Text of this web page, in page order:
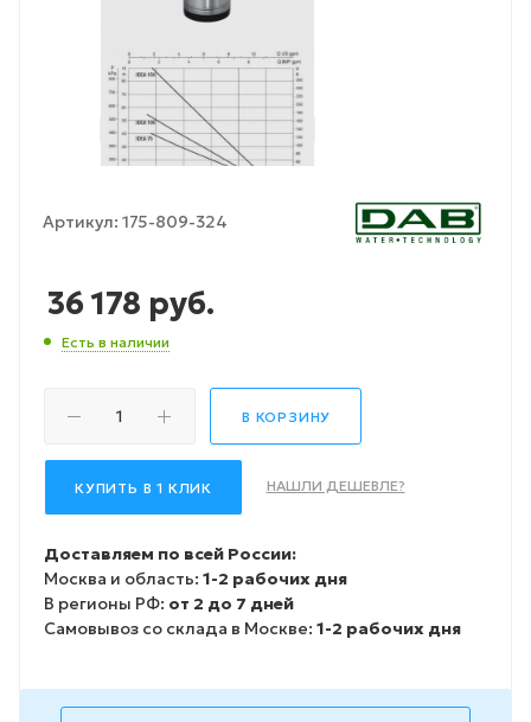
Артикул: 175-809-324
36 178 руб.
Есть в наличии
В КОРЗИНУ
КУПИТЬ В 1 КЛИК НАШЛИ ДЕШЕВЛЕ?
Доставляем по всей России:
Москва и область: 1-2 рабочих дня
В регионы РФ: от 2 до 7 дней
Самовывоз со склада в Москве: 1-2 рабочих дня